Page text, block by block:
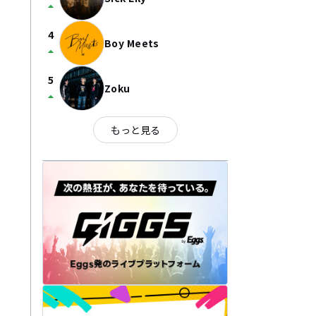
arrow_drop_up
4
arrow_drop_up Boy Meets
5
arrow_drop_up Zoku
もっと見る